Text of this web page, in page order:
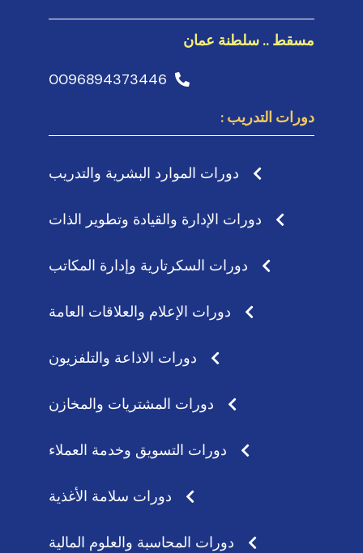
مسقط .. سلطنة عمان
0096894373446
دورات التدريب :
دورات الموارد البشرية والتدريب
دورات الإدارة والقيادة وتطوير الذات
دورات السكرتارية وإدارة المكاتب
دورات الإعلام والعلاقات العامة
دورات الاذاعة والتلفزيون
دورات المشتريات والمخازن
دورات التسويق وخدمة العملاء
دورات سلامة الأغذية
دورات المحاسبة والعلوم المالية